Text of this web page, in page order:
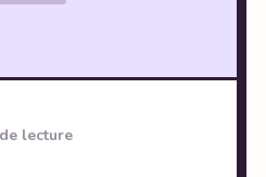
lecture